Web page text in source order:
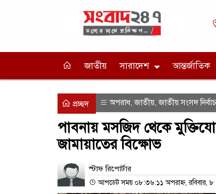
জাতীয় সারাদেশ আন্তর্জাতিক
প্রচ্ছদ অপরাধ,জাতীয়,জাতীয় সংসদ
পাবনায় মসজিদ থেকে
জামায়াতের বিক্ষোভ
স্টাফ রিপোর্টার
আপডেট সময় ০৮:৩৬:১১ অপরাহ্ন, রবিবার, ৮